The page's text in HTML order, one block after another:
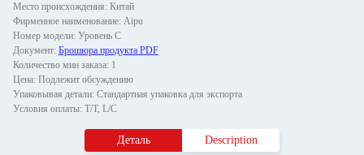
Место происхождения: Китай
Фирменное наименование: Aipu
Номер модели: Уровень С
Документ: Брошюра продукта PDF
Количество мин заказа: 1
Цена: Подлежит обсуждению
Упаковывая детали: Стандартная упаковка для экспорта
Условия оплаты: T/T, L/C
Деталь Description